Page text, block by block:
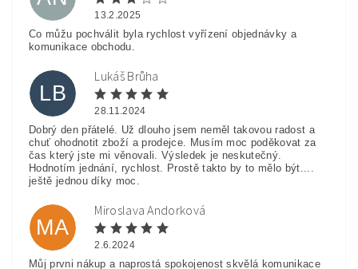
13.2.2025
Co můžu pochválit byla rychlost vyřízení objednávky a
komunikace obchodu.
LB
Lukáš Brůha
28.11.2024
Dobrý den přátelé. Už dlouho jsem neměl takovou radost a
chuť ohodnotit zboží a prodejce. Musím moc poděkovat za
čas který jste mi věnovali. Výsledek je neskutečný.
Hodnotím jednání, rychlost. Prostě takto by to mělo být....
ještě jednou díky moc.
MA
Miroslava Andorková
2.6.2024
Můj prvni nákup a naprostá spokojenost skvělá komunikace